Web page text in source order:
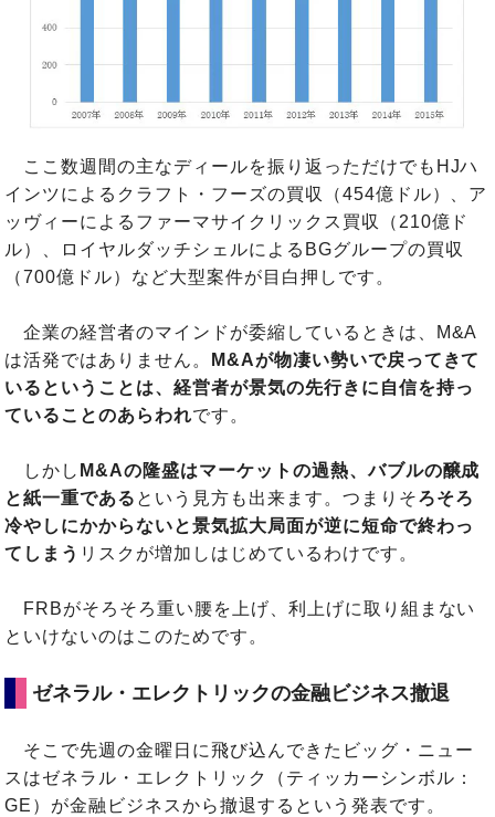
ここ数週間の主なディールを振り返っただけでもHJハ
インツによるクラフト・フーズの買収（454億ドル）、ア
ッヴィーによるファーマサイクリックス買収（210億ド
ル）、ロイヤルダッチシェルによるBGグループの買収
（700億ドル）など大型案件が目白押しです。
企業の経営者のマインドが委縮しているときは、M&A
は活発ではありません。
M&Aが物凄い勢いで戻ってきて
いるということは、経営者が景気の先行きに自信を持っ
ていることのあらわれです。
しかし M&Aの隆盛はマーケットの過熱、バブルの醸成
と紙一重である という見方も出来ます。つまりそろそろ
冷やしにかからないと景気拡大局面が逆に短命で終わっ
てしまう リスクが増加しはじめているわけです。
FRBがそろそろ重い腰を上げ、利上げに取り組まない
といけないのはこのためです。
ゼネラル・エレクトリックの金融ビジネス撤退
そこで先週の金曜日に飛び込んできたビッグ・ニュー
スはゼネラル・エレクトリック（ティッカーシンボル：
GE）が金融ビジネスから撤退するという発表です。